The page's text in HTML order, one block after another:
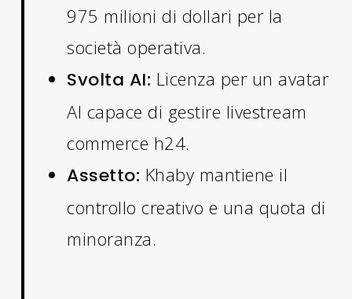
975 milioni di dollari per la
società operativa.
Svolta AI: Licenza per un avatar
AI capace di gestire livestream
commerce h24.
Assetto: Khaby mantiene il
controllo creativo e una quota di
minoranza.